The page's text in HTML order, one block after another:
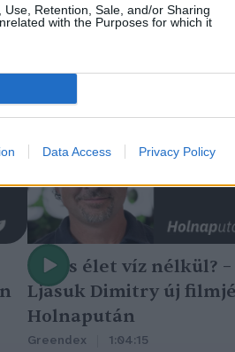
Retention, Sale, and/or Sharing
with the Purposes for which it
Data Access Privacy Policy
Nincs élet víz nélkül? –
Ljasuk Dimitry új
Holnapután
Greendex 1:04:15